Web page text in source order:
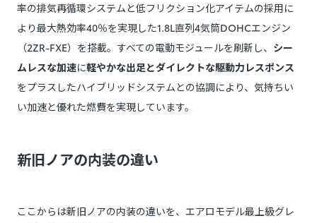
率の排気再循環システムと低フリクション化アイテムの採用に
より最大熱効率40％を実現した1.8L直列4気筒DOHCエンジン
（2ZR-FXE）を搭載。すべての電動モジュールを刷新し、 シー
ムレスな加速に軽やかな出足とダイレクトな駆動力レスポンス
をプラスしたハイブリッドシステムとの協調により、気持ちい
い加速と優れた燃費を実現しています。
新旧ノアの内装の違い
ここからは新旧ノアの内装の違いを、エアロモデル最上級グレ